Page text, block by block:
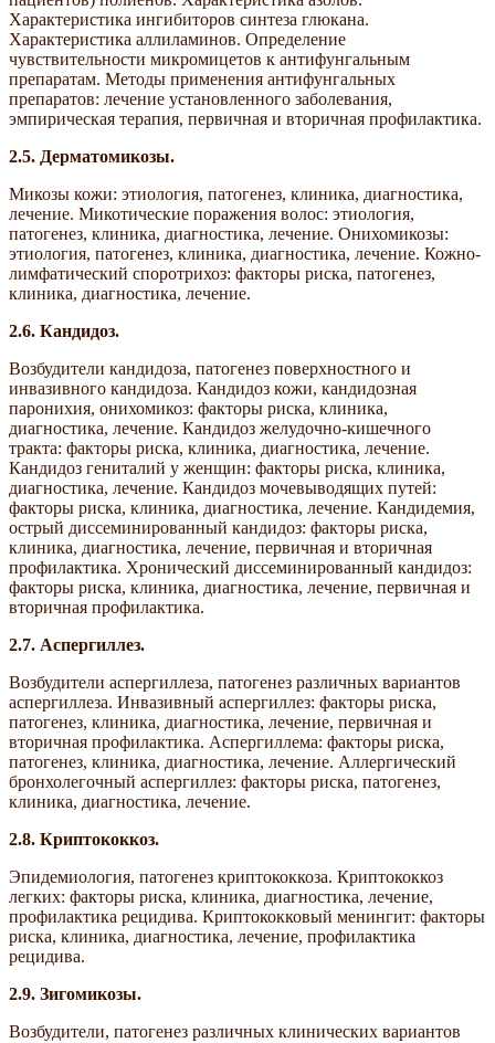
Характеристика ингибиторов синтеза глюкана.
Характеристика аллиламинов. Определение
чувствительности микромицетов к антифунгальным
препаратам. Методы применения антифунгальных
препаратов: лечение установленного заболевания,
эмпирическая терапия, первичная и вторичная профилактика.
2.5. Дерматомикозы.
Микозы кожи: этиология, патогенез, клиника, диагностика,
лечение. Микотические поражения волос: этиология,
патогенез, клиника, диагностика, лечение. Онихомикозы:
этиология, патогенез, клиника, диагностика, лечение. Кожно-
лимфатический споротрихоз: факторы риска, патогенез,
клиника, диагностика, лечение.
2.6. Кандидоз.
Возбудители кандидоза, патогенез поверхностного и
инвазивного кандидоза. Кандидоз кожи, кандидозная
паронихия, онихомикоз: факторы риска, клиника,
диагностика, лечение. Кандидоз желудочно-кишечного
тракта: факторы риска, клиника, диагностика, лечение.
Кандидоз гениталий у женщин: факторы риска, клиника,
диагностика, лечение. Кандидоз мочевыводящих путей:
факторы риска, клиника, диагностика, лечение. Кандидемия,
острый диссеминированный кандидоз: факторы риска,
клиника, диагностика, лечение, первичная и вторичная
профилактика. Хронический диссеминированный кандидоз:
факторы риска, клиника, диагностика, лечение, первичная и
вторичная профилактика.
2.7. Аспергиллез.
Возбудители аспергиллеза, патогенез различных вариантов
аспергиллеза. Инвазивный аспергиллез: факторы риска,
патогенез, клиника, диагностика, лечение, первичная и
вторичная профилактика. Аспергиллема: факторы риска,
патогенез, клиника, диагностика, лечение. Аллергический
бронхолегочный аспергиллез: факторы риска, патогенез,
клиника, диагностика, лечение.
2.8. Криптококкоз.
Эпидемиология, патогенез криптококкоза. Криптококкоз
легких: факторы риска, клиника, диагностика, лечение,
профилактика рецидива. Криптококковый менингит: факторы
риска, клиника, диагностика, лечение, профилактика
рецидива.
2.9. Зигомикозы.
Возбудители, патогенез различных клинических вариантов